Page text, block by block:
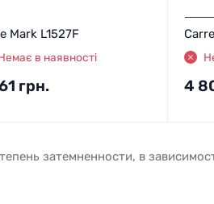
Mark L1527F
в наявності
грн. 4
затемненности, в